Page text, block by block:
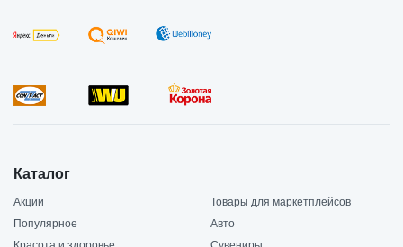
Каталог
Акции
Товары для маркетплейсов
Популярное
Авто